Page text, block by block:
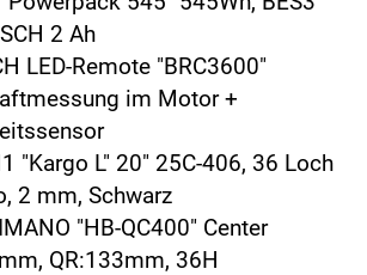
2 Ah
LED-Remote "BRC3600"
im Motor +
"Kargo L" 20" 25C-406, 36 Loch
2 mm, Schwarz
"HB-QC400" Center
QR:133mm, 36H